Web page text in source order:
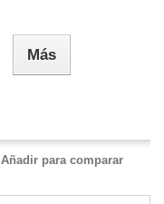
Más
Añadir para comparar